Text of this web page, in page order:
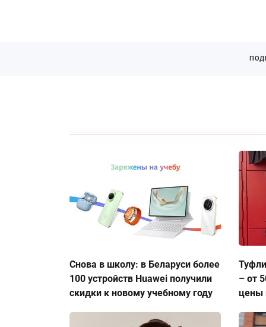
Снова в школу: в Беларуси более
100 устройств Huawei получили
скидки к новому учебному году
– от
цены